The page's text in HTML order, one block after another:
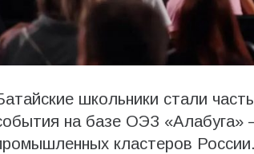
школьники стали
на базе ОЭЗ
кластеров России.